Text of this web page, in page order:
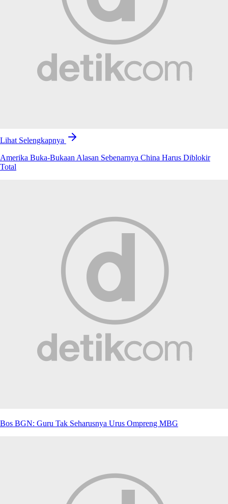
Lihat Selengkapnya
Amerika Buka-Bukaan Alasan Sebenarnya China Harus Diblokir
Total
Bos BGN: Guru Tak Seharusnya Urus Ompreng MBG